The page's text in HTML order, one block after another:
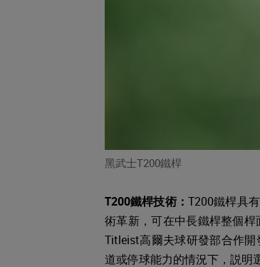
黑武士T200鐵桿
T200鐵桿技術：T200鐵桿具
術革新，可在中長鐵桿整個
Titleist高爾夫球研發部合作
道或停球能力的情況下，説明